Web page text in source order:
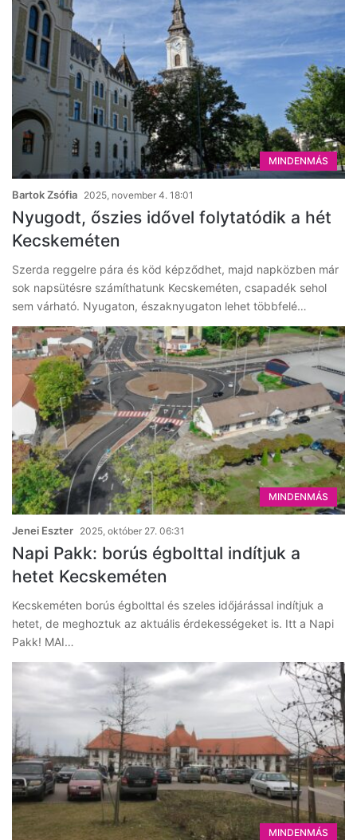
MINDENMÁS
Bartok Zsófia 2025, november 4. 18:01
Nyugodt, őszies idővel folytatódik a hét
Kecskeméten
Szerda reggelre pára és köd képződhet, majd napközben már
sok napsütésre számíthatunk Kecskeméten, csapadék sehol
sem várható. Nyugaton, északnyugaton lehet többfelé…
MINDENMÁS
Jenei Eszter 2025, október 27. 06:31
Napi Pakk: borús égbolttal indítjuk a
hetet Kecskeméten
Kecskeméten borús égbolttal és szeles időjárással indítjuk a
hetet, de meghoztuk az aktuális érdekességeket is. Itt a Napi
Pakk! MAI…
MINDENMÁS